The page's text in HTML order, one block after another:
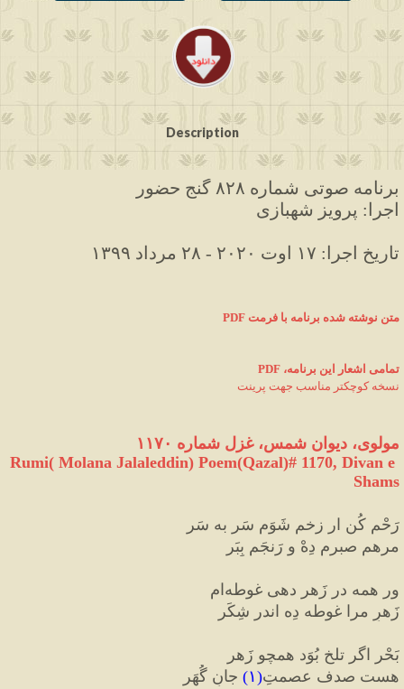
Description
برنامه صوتی شماره ۸۲۸ گنج حضور
اجرا: پرویز شهبازی
۱۳۹۹ تاریخ اجرا: ۱۷ اوت ۲۰۲۰ - ۲۸ مرداد
PDF متن نوشته شده برنامه با فرمت
PDF ،تمامی اشعار این برنامه
نسخه کوچکتر مناسب جهت پرینت
مولوی، دیوان شمس، غزل شماره ۱۱۷۰
Rumi( Molana Jalaleddin) Poem(Qazal)# 1170, Divan e
Shams
رَحْم کُن ار زخم شَوَم سَر به سَر
مرهمِ صبرم دِهْ و رَنجَم بِبَر
ور همه در زَهر دهی غوطهام
زَهرِ مرا غوطه دِه اندر شِکَر
بَحْر اگر تلخ بُوَد همچو زَهر
هست صدف عصمتِ(۱) جانِ گُهَر